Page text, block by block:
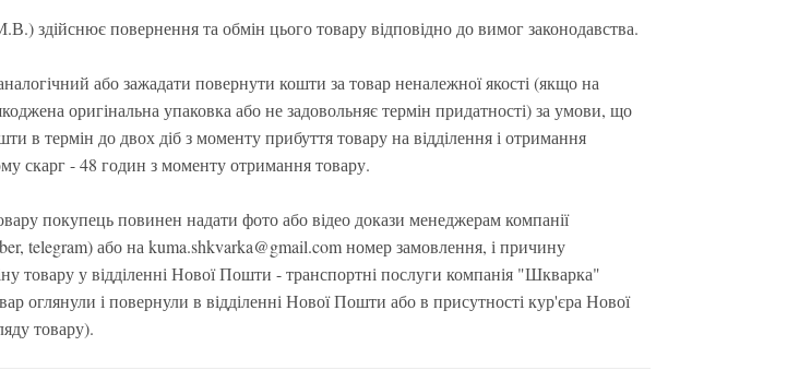
повернення та обмін цього товару відповідно до вимог законодавства.
або зажадати повернути кошти за товар неналежної якості (якщо на
оригінальна упаковка або не задовольняє термін придатності) за умови, що
в термін до двох діб з моменту прибуття товару на відділення і отримання
скарг - 48 годин з моменту отримання товару.
покупець повинен надати фото або відео докази менеджерам компанії
telegram) або на kuma.shkvarka@gmail.com номер замовлення, і причину
товару у відділенні Нової Пошти - транспортні послуги компанія "Шкварка"
оглянули і повернули в відділенні Нової Пошти або в присутності кур'єра Нової
товару).